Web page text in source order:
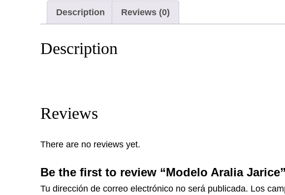
Description Reviews (0)
Description
Reviews
There are no reviews yet.
Be the first to review “Modelo Aralia Jarice”
Tu dirección de correo electrónico no será publicada. Los